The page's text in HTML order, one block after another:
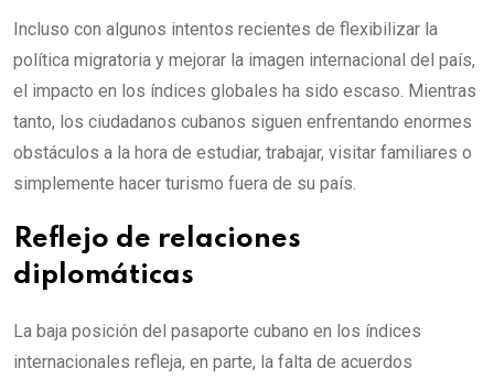
Incluso con algunos intentos recientes de flexibilizar la
política migratoria y mejorar la imagen internacional del país,
el impacto en los índices globales ha sido escaso. Mientras
tanto, los ciudadanos cubanos siguen enfrentando enormes
obstáculos a la hora de estudiar, trabajar, visitar familiares o
simplemente hacer turismo fuera de su país.
Reflejo de relaciones
diplomáticas
La baja posición del pasaporte cubano en los índices
internacionales refleja, en parte, la falta de acuerdos